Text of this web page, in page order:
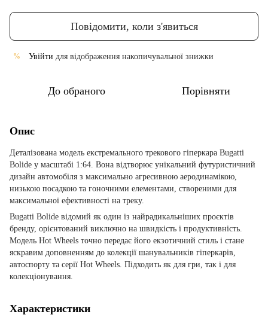
Повідомити, коли з'явиться
% Увійти для відображення накопичувальної знижки
До обраного Порівняти
Опис
Деталізована модель екстремального трекового гіперкара Bugatti
Bolide у масштабі 1:64. Вона відтворює унікальний футуристичний
дизайн автомобіля з максимально агресивною аеродинамікою,
низькою посадкою та гоночними елементами, створеними для
максимальної ефективності на треку.
Bugatti Bolide відомий як один із найрадикальніших проєктів
бренду, орієнтований виключно на швидкість і продуктивність.
Модель Hot Wheels точно передає його екзотичний стиль і стане
яскравим доповненням до колекції шанувальників гіперкарів,
автоспорту та серії Hot Wheels. Підходить як для гри, так і для
колекціонування.
Характеристики